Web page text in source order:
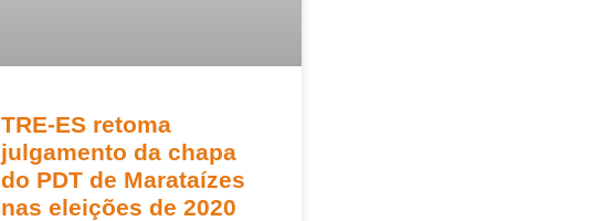
TRE-ES retoma
julgamento da chapa
do PDT de Marataízes
nas eleições de 2020